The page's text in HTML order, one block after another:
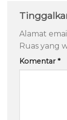
Alamat
Ruas yang
Komentar*